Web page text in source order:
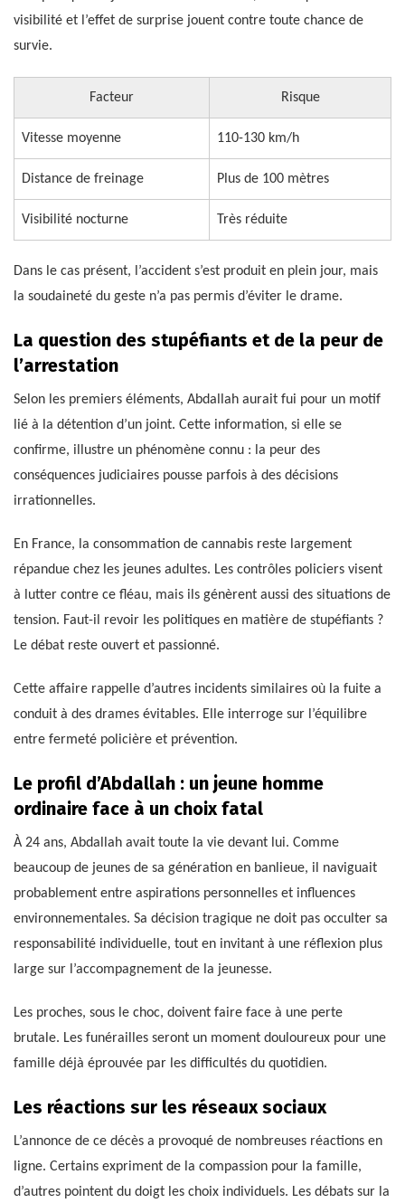
visibilité et l’effet de surprise jouent contre toute chance de
survie.
Facteur Risque
Vitesse moyenne 110-130 km/h
Distance de freinage Plus de 100 mètres
Visibilité nocturne Très réduite
Dans le cas présent, l’accident s’est produit en plein jour, mais
la soudaineté du geste n’a pas permis d’éviter le drame.
La question des stupéfiants et de la peur de
l’arrestation
Selon les premiers éléments, Abdallah aurait fui pour un motif
lié à la détention d’un joint. Cette information, si elle se
confirme, illustre un phénomène connu : la peur des
conséquences judiciaires pousse parfois à des décisions
irrationnelles.
En France, la consommation de cannabis reste largement
répandue chez les jeunes adultes. Les contrôles policiers visent
à lutter contre ce fléau, mais ils génèrent aussi des situations de
tension. Faut-il revoir les politiques en matière de stupéfiants ?
Le débat reste ouvert et passionné.
Cette affaire rappelle d’autres incidents similaires où la fuite a
conduit à des drames évitables. Elle interroge sur l’équilibre
entre fermeté policière et prévention.
Le profil d’Abdallah : un jeune homme
ordinaire face à un choix fatal
À 24 ans, Abdallah avait toute la vie devant lui. Comme
beaucoup de jeunes de sa génération en banlieue, il naviguait
probablement entre aspirations personnelles et influences
environnementales. Sa décision tragique ne doit pas occulter sa
responsabilité individuelle, tout en invitant à une réflexion plus
large sur l’accompagnement de la jeunesse.
Les proches, sous le choc, doivent faire face à une perte
brutale. Les funérailles seront un moment douloureux pour une
famille déjà éprouvée par les difficultés du quotidien.
Les réactions sur les réseaux sociaux
L’annonce de ce décès a provoqué de nombreuses réactions en
ligne. Certains expriment de la compassion pour la famille,
d’autres pointent du doigt les choix individuels. Les débats sur la